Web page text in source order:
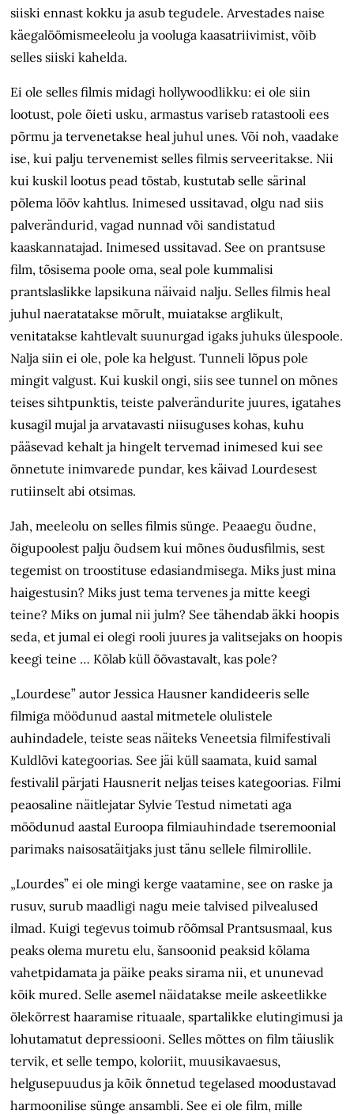
siiski ennast kokku ja asub tegudele. Arvestades naise
käegalöömismeeleolu ja vooluga kaasatriivimist, võib
selles siiski kahelda.
Ei ole selles filmis midagi hollywoodlikku: ei ole siin
lootust, pole õieti usku, armastus variseb ratastooli ees
põrmu ja tervenetakse heal juhul unes. Või noh, vaadake
ise, kui palju tervenemist selles filmis serveeritakse. Nii
kui kuskil lootus pead tõstab, kustutab selle särinal
põlema lööv kahtlus. Inimesed ussitavad, olgu nad siis
palverändurid, vagad nunnad või sandistatud
kaaskannatajad. Inimesed ussitavad. See on prantsuse
film, tõsisema poole oma, seal pole kummalisi
prantslaslikke lapsikuna näivaid nalju. Selles filmis heal
juhul naeratatakse mõrult, muiatakse arglikult,
venitatakse kahtlevalt suunurgad igaks juhuks ülespoole.
Nalja siin ei ole, pole ka helgust. Tunneli lõpus pole
mingit valgust. Kui kuskil ongi, siis see tunnel on mõnes
teises sihtpunktis, teiste palverändurite juures, igatahes
kusagil mujal ja arvatavasti niisuguses kohas, kuhu
pääsevad kehalt ja hingelt tervemad inimesed kui see
õnnetute inimvarede pundar, kes käivad Lourdesest
rutiinselt abi otsimas.
Jah, meeleolu on selles filmis sünge. Peaaegu õudne,
õigupoolest palju õudsem kui mõnes õudusfilmis, sest
tegemist on troostituse edasiandmisega. Miks just mina
haigestusin? Miks just tema tervenes ja mitte keegi
teine? Miks on jumal nii julm? See tähendab äkki hoopis
seda, et jumal ei olegi rooli juures ja valitsejaks on hoopis
keegi teine … Kõlab küll õõvastavalt, kas pole?
„Lourdese” autor Jessica Hausner kandideeris selle
filmiga möödunud aastal mitmetele olulistele
auhindadele, teiste seas näiteks Veneetsia filmifestivali
Kuldlõvi kategoorias. See jäi küll saamata, kuid samal
festivalil pärjati Hausnerit neljas teises kategoorias. Filmi
peaosaline näitlejatar Sylvie Testud nimetati aga
möödunud aastal Euroopa filmiauhindade tseremoonial
parimaks naisosatäitjaks just tänu sellele filmirollile.
„Lourdes” ei ole mingi kerge vaatamine, see on raske ja
rusuv, surub maadligi nagu meie talvised pilvealused
ilmad. Kuigi tegevus toimub rõõmsal Prantsusmaal, kus
peaks olema muretu elu, šansoonid peaksid kõlama
vahetpidamata ja päike peaks sirama nii, et ununevad
kõik mured. Selle asemel näidatakse meile askeetlikke
õlekõrrest haaramise rituaale, spartalikke elutingimusi ja
lohutamatut depressiooni. Selles mõttes on film täiuslik
tervik, et selle tempo, koloriit, muusikavaesus,
helgusepuudus ja kõik õnnetud tegelased moodustavad
harmoonilise sünge ansambli. See ei ole film, mille